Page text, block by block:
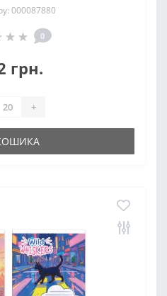
000087880
0
грн.
+